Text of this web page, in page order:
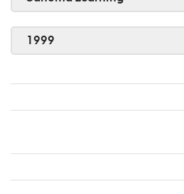
1999